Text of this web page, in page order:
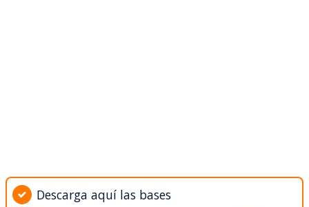
Descarga aquí las bases